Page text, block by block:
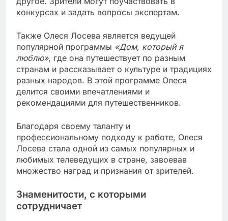
конкурсах и задать вопросы экспертам.
Также Олеся Лосева является ведущей
популярной программы «Дом, который я
люблю», где она путешествует по разным
странам и рассказывает о культуре и традициях
разных народов. В этой программе Олеся
делится своими впечатлениями и
рекомендациями для путешественников.
Благодаря своему таланту и
профессиональному подходу к работе, Олеся
Лосева стала одной из самых популярных и
любимых телеведущих в стране, завоевав
множество наград и признания от зрителей.
Знаменитости, с которыми
сотрудничает